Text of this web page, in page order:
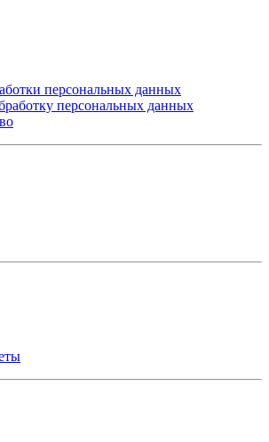
персональных данных
персональных данных